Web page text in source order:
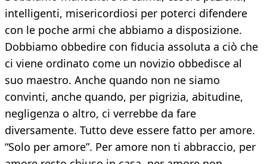
intelligenti, misericordiosi per poterci difendere
con le poche armi che abbiamo a disposizione.
Dobbiamo obbedire con fiducia assoluta a ciò che
ci viene ordinato come un novizio obbedisce al
suo maestro. Anche quando non ne siamo
convinti, anche quando, per pigrizia, abitudine,
negligenza o altro, ci verrebbe da fare
diversamente. Tutto deve essere fatto per amore.
“Solo per amore”. Per amore non ti abbraccio, per